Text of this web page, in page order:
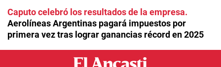
Caputo celebró los resultados de la empresa
Aerolíneas Argentinas pagará impuestos por
primera vez tras lograr ganancias récord en 2025